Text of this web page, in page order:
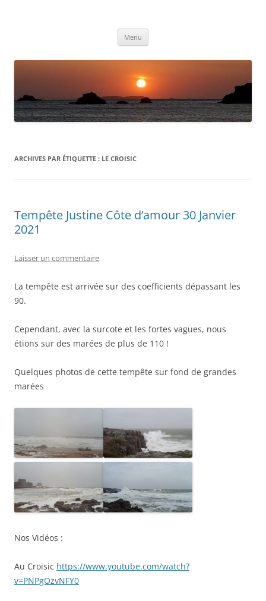
Menu
ARCHIVES PAR ÉTIQUETTE : LE CROISIC
Tempête Justine Côte d’amour 30 Janvier
2021
Laisser un commentaire
La tempête est arrivée sur des coefficients dépassant les
90.
Cependant, avec la surcote et les fortes vagues, nous
étions sur des marées de plus de 110 !
Quelques photos de cette tempête sur fond de grandes
marées
Nos Vidéos :
Au Croisic https://www.youtube.com/watch?
v=PNPgOzvNFY0